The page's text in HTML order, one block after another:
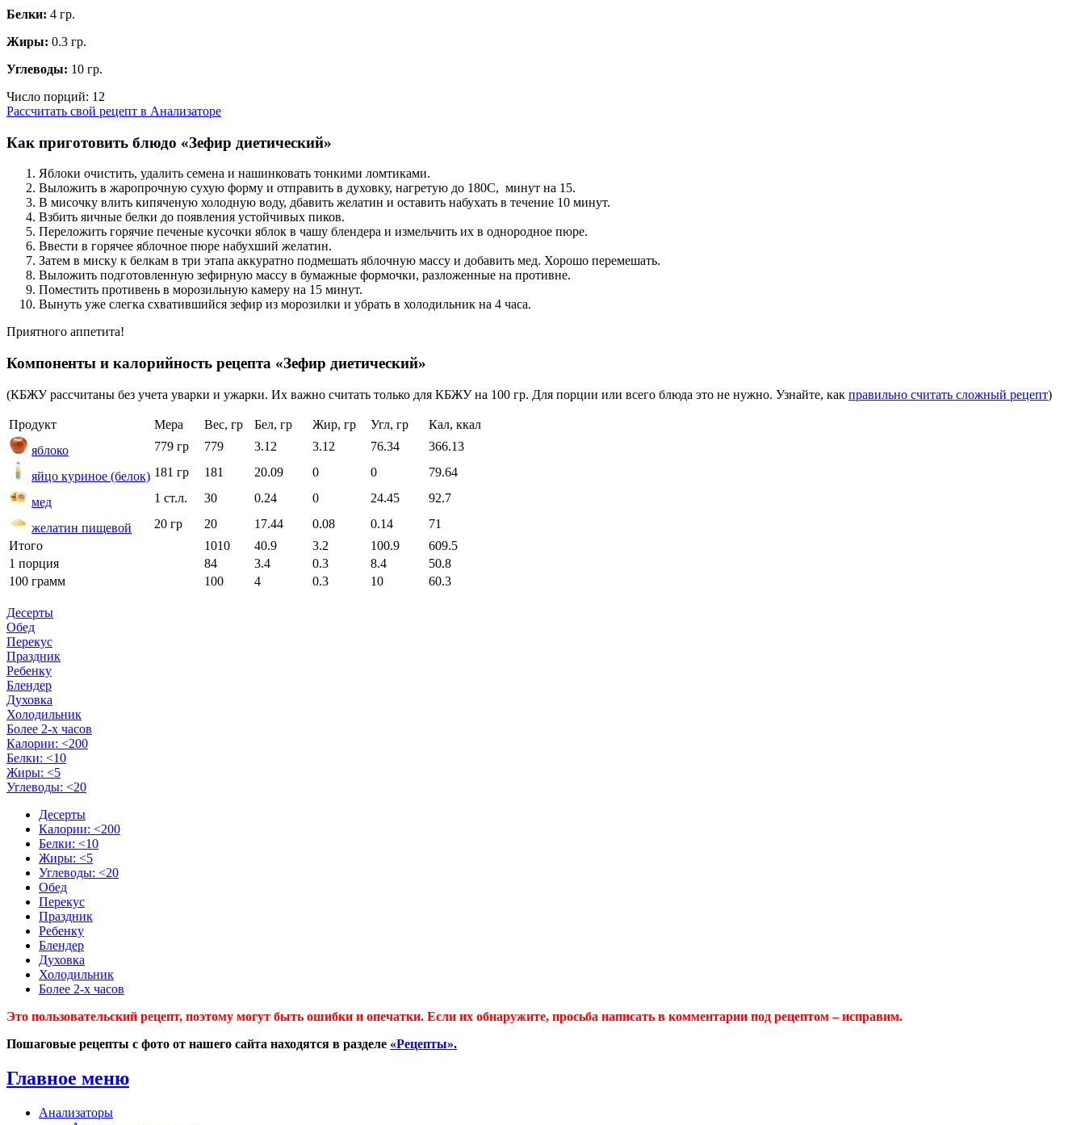
Белки: 4 гр.
Жиры: 0.3 гр.
Углеводы: 10 гр.
Число порций: 12
Рассчитать свой рецепт в Анализаторе
Как приготовить блюдо «Зефир диетический»
Яблоки очистить, удалить семена и нашинковать тонкими ломтиками.
Выложить в жаропрочную сухую форму и отправить в духовку, нагретую до 180С, минут на 15.
В мисочку влить кипяченую холодную воду, дбавить желатин и оставить набухать в течение 10 минут.
Взбить яичные белки до появления устойчивых пиков.
Переложить горячие печеные кусочки яблок в чашу блендера и измельчить их в однородное пюре.
Ввести в горячее яблочное пюре набухший желатин.
Затем в миску к белкам в три этапа аккуратно подмешать яблочную массу и добавить мед. Хорошо перемешать.
Выложить подготовленную зефирную массу в бумажные формочки, разложенные на противне.
Поместить противень в морозильную камеру на 15 минут.
Вынуть уже слегка схватившийся зефир из морозилки и убрать в холодильник на 4 часа.
Приятного аппетита!
Компоненты и калорийность рецепта «Зефир диетический»
(КБЖУ рассчитаны без учета уварки и ужарки. Их важно считать только для КБЖУ на 100 гр. Для порции или всего блюда это не нужно. Узнайте, как правильно считать сложный рецепт)
Продукт Мера Вес, гр Бел, гр Жир, гр Угл, гр
Кал, ккал
яблоко
779 гр 779 3.12 3.12 76.34 366.13
яйцо куриное (белок) 181 гр 181 20.09 0 0 79.64
мед 1 ст.л. 30 0.24 0 24.45 92.7
желатин пищевой 20 гр 20 17.44 0.08 0.14
71
Итого
1010 40.9 3.2 100.9
609.5
1 порция
84 3.4 0.3 8.4
50.8
100 грамм
100 4 0.3 10 60.3
Десерты
Обед
Перекус
Праздник
Ребенку
Блендер
Духовка
Холодильник
Более 2-х часов
Калории: <200
Белки: <10
Жиры: <5
Углеводы: <20
Десерты
Калории: <200
Белки: <10
Жиры: <5
Углеводы: <20
Обед
Перекус
Праздник
Ребенку
Блендер
Духовка
Холодильник
Более 2-х часов
Это пользовательский рецепт, поэтому могут быть ошибки и опечатки. Если их обнаружите, просьба написать в комментарии под рецептом – исправим.
Пошаговые рецепты с фото от нашего сайта находятся в разделе «Рецепты».
Главное меню
Анализаторы